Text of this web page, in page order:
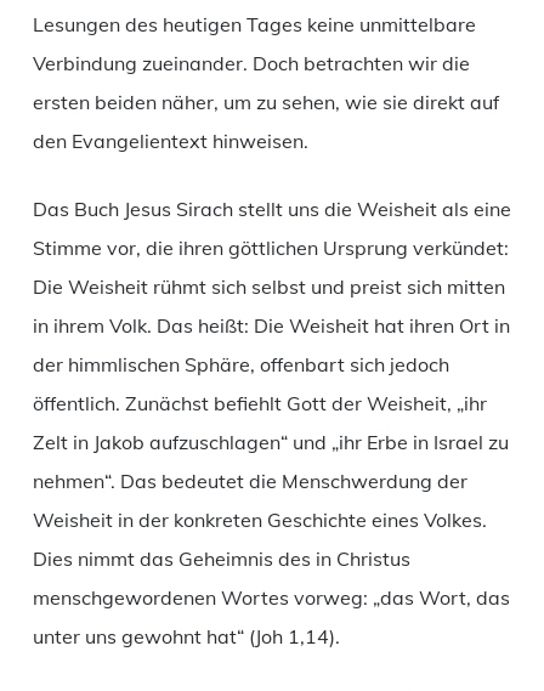
Lesungen des heutigen Tages keine unmittelbare
Verbindung zueinander. Doch betrachten wir die
ersten beiden näher, um zu sehen, wie sie direkt auf
den Evangelientext hinweisen.
Das Buch Jesus Sirach stellt uns die Weisheit als eine
Stimme vor, die ihren göttlichen Ursprung verkündet:
Die Weisheit rühmt sich selbst und preist sich mitten
in ihrem Volk. Das heißt: Die Weisheit hat ihren Ort in
der himmlischen Sphäre, offenbart sich jedoch
öffentlich. Zunächst befiehlt Gott der Weisheit, „ihr
Zelt in Jakob aufzuschlagen“ und „ihr Erbe in Israel zu
nehmen“. Das bedeutet die Menschwerdung der
Weisheit in der konkreten Geschichte eines Volkes.
Dies nimmt das Geheimnis des in Christus
menschgewordenen Wortes vorweg: „das Wort, das
unter uns gewohnt hat“ (Joh 1,14).